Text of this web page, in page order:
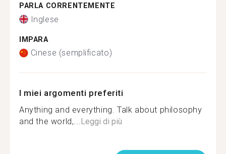
PARLA CORRENTEMENTE
Inglese
IMPARA
Cinese (semplificato)
I miei argomenti preferiti
Anything and everything. Talk about philosophy
and the world,...Leggi di più